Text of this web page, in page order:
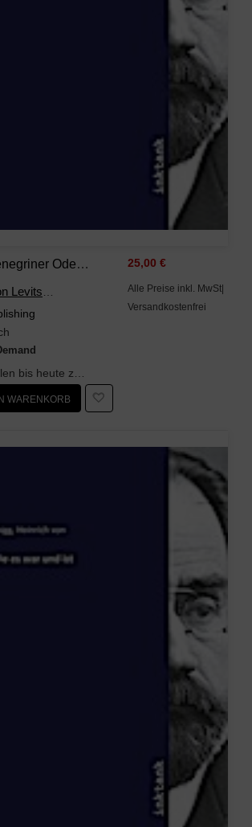
Der Montenegriner Oder Christenleiden In Der Türkei 25,00 €
Alle Preise inkl. MwSt|
Versandkostenfrei
WARENKORB